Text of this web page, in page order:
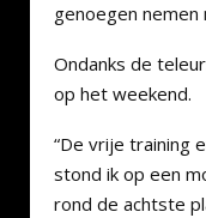
genoegen
Ondanks de
op het weekend.
“De vrije training
stond ik op een
rond de achtste